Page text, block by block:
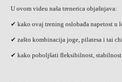
U ovom videu naša trenerica objašnjava:
✔ kako ovaj trening oslobađa napetost u
✔ zašto kombinacija joge, pilatesa i tai
✔ kako poboljšati fleksibilnost,